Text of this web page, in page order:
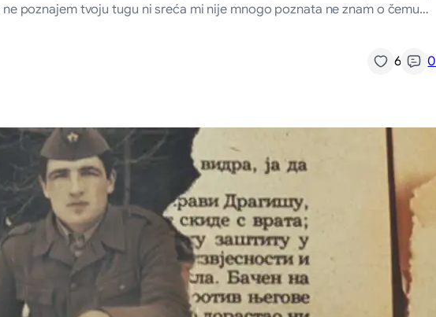
poznajem tvoju tugu ni sreća mi nije mnogo poznata ne znam o čemu…
6 0